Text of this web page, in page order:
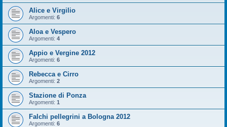
Alice e Virgilio
Argomenti: 6
Aloa e Vespero
Argomenti: 4
Appio e Vergine 2012
Argomenti: 6
Rebecca e Cirro
Argomenti: 2
Stazione di Ponza
Argomenti: 1
Falchi pellegrini a Bologna 2012
Argomenti: 6